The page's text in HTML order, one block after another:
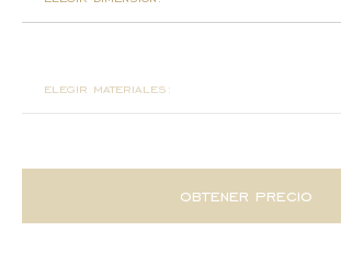
elegir materiales:
obtener precio